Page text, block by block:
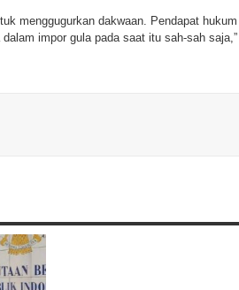
menggugurkan dakwaan. Pendapat
impor gula pada saat itu sah-sah